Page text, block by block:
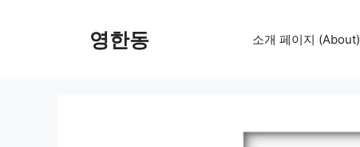
영한동 소개 페이지 (About)